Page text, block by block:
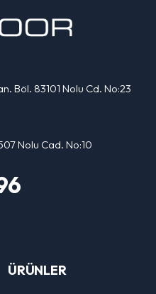
Böl. 83101 Nolu Cd. No:23
Nolu Cad. No:10
ÜRÜNLER